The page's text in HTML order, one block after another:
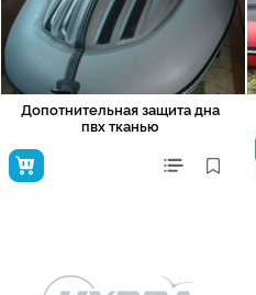
Допотнительная защита дна
пвх тканью